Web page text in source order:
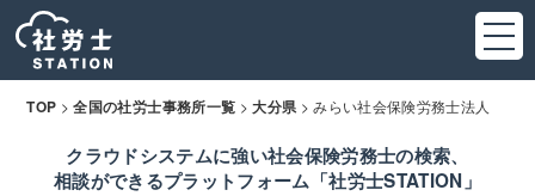
TOP >全国の社労士事務所一覧 >大分県 >みらい社会保険労務士法人
クラウドシステムに強い社会保険労務士の検索、
相談ができるプラットフォーム「社労士STATION」